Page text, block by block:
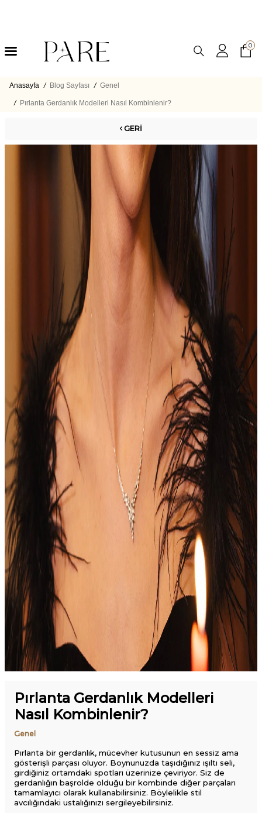
0
Anasayfa / Blog Sayfası / Genel
/ Pırlanta Gerdanlık Modelleri Nasıl Kombinlenir?
GERI
Pırlanta Gerdanlık Modelleri
Nasıl Kombinlenir?
Genel
Pırlanta bir gerdanlık, mücevher kutusunun en sessiz ama
gösterişli parçası oluyor. Boynunuzda taşıdığınız ışıltı seli,
girdiğiniz ortamdaki spotları üzerinize çeviriyor. Siz de
gerdanlığın başrolde olduğu bir kombinde diğer parçaları
tamamlayıcı olarak kullanabilirsiniz. Böylelikle stil
avcılığındaki ustalığınızı sergileyebilirsiniz.